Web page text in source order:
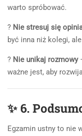
warto spróbować.
? Nie stresuj się
być inna niż kolegi,
? Nie unikaj rozmowy
ważne jest, aby
✨ 6.
Egzamin ustny to nie